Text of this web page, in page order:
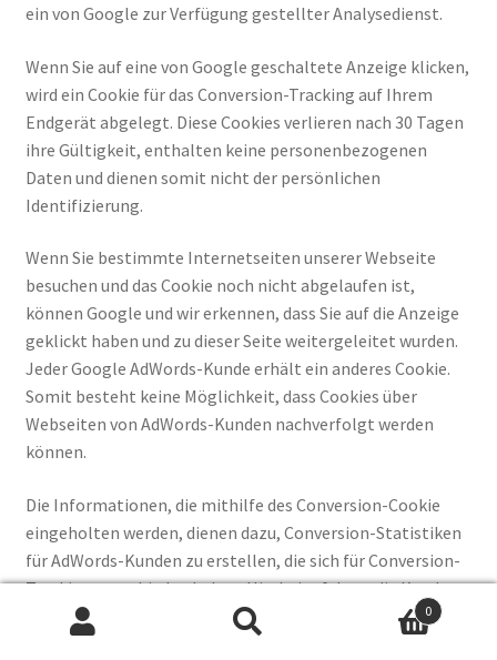
ein von Google zur Verfügung gestellter Analysedienst.
Wenn Sie auf eine von Google geschaltete Anzeige klicken,
wird ein Cookie für das Conversion-Tracking auf Ihrem
Endgerät abgelegt. Diese Cookies verlieren nach 30 Tagen
ihre Gültigkeit, enthalten keine personenbezogenen
Daten und dienen somit nicht der persönlichen
Identifizierung.
Wenn Sie bestimmte Internetseiten unserer Webseite
besuchen und das Cookie noch nicht abgelaufen ist,
können Google und wir erkennen, dass Sie auf die Anzeige
geklickt haben und zu dieser Seite weitergeleitet wurden.
Jeder Google AdWords-Kunde erhält ein anderes Cookie.
Somit besteht keine Möglichkeit, dass Cookies über
Webseiten von AdWords-Kunden nachverfolgt werden
können.
Die Informationen, die mithilfe des Conversion-Cookie
eingeholten werden, dienen dazu, Conversion-Statistiken
für AdWords-Kunden zu erstellen, die sich für Conversion-
Tracking entschieden haben. Hierbei erfahren die Kunden
die Gesamtanzahl der Nutzer, die auf ihre Anzeige geklickt
haben und zu einer mit einem Conversion-Tracking-Tag
0